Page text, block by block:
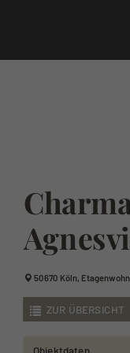
50670 Köln,
ZUR ÜBERSICHT